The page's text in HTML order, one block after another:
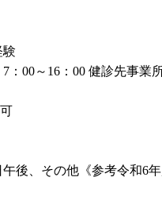
験
7：00～16：00 健診先事
後、その他《参考令和6